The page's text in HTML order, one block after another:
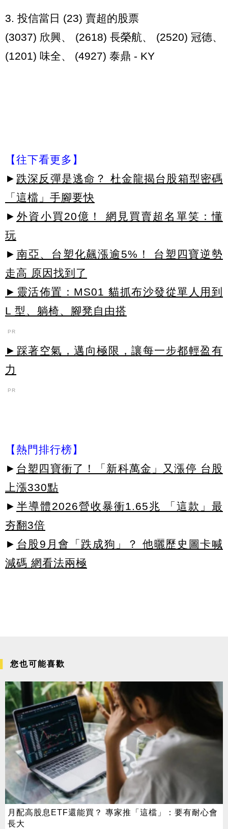
3. 投信當日 (23) 賣超的股票
(3037) 欣興、 (2618) 長榮航、 (2520) 冠德、
(1201) 味全、 (4927) 泰鼎 - KY
【往下看更多】
► 跌深反彈是逃命？ 杜金龍揭台股箱型密碼
「這檔」手腳要快
► 外資小買20億！ 網見買賣超名單笑：懂
玩
► 南亞、台塑化飆漲逾5%！ 台塑四寶逆勢
走高 原因找到了
►靈活佈置：MS01 貓抓布沙發從單人用到
L 型、躺椅、腳凳自由搭
PR
►踩著空氣，邁向極限，讓每一步都輕盈有
力
PR
【熱門排行榜】
► 台塑四寶衝了！「新科萬金」又漲停 台股
上漲330點
► 半導體2026營收暴衝1.65兆 「這款」最
夯翻3倍
► 台股9月會「跌成狗」？ 他曬歷史圖卡喊
減碼 網看法兩極
您也可能喜歡
月配高股息ETF還能買？ 專家推「這檔」：要有耐心會
長大